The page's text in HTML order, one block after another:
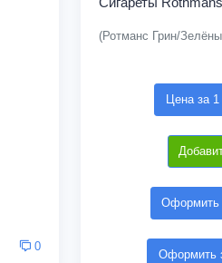
0
(Ротманс Грин/
Цена за 1
Оформить
Оформить